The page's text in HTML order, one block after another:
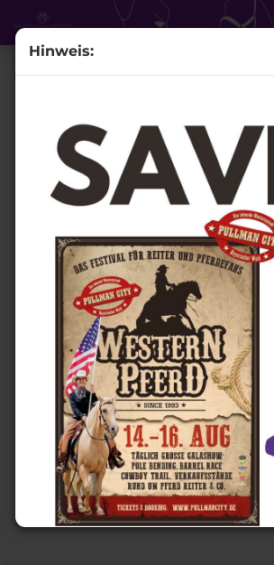
Hinweis:
Führstrick "Django" - 12-fach, Länge 2m